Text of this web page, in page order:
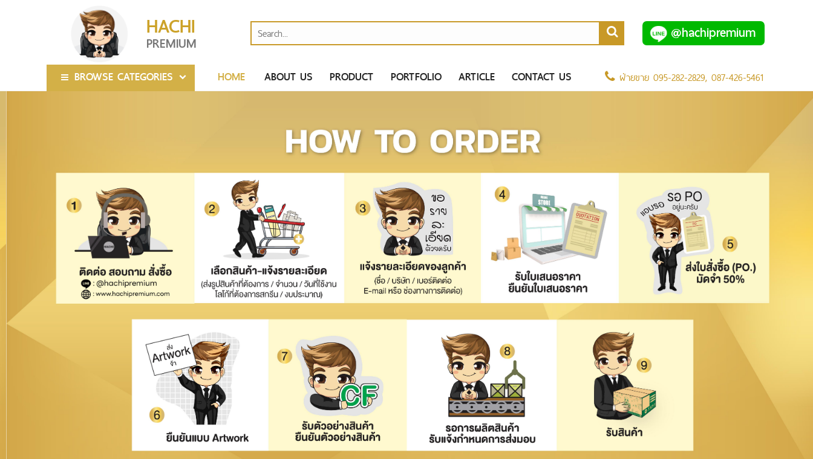
@hachipremium
HACHI
PREMIUM
BROWSE CATEGORIES
ของพรีเมี่ยมแจกลูกค้า POWER
2000-5000 MAH
5000-10000 MAH
10000-20000 MAH
20000 MAH ขึ้นไป
WIRELESS POWER BANK
ของพรีเมี่ยมแจกลูกค้า USB
FLASH DRIVES
CRYTAL SERIES
LEATHER SERIES
CARD SERIES
WOODEN SERIES
CUSTOM SERIES
GIFT SET
ของพรีเมี่ยมแจกลูกค้า สินค้าไอที
(IT)
ลำโพงบลูทูธ
หูฟัง
กล้องติดรถยนต์
TRAVEL ADAPTER
CABLE CHARGER
เครื่องฟอกอากาศ
พัดลมมินิ / พัดลมตั้งโต๊ะ
CAR CHARGER
ของพรีเมี่ยมแจกลูกค้า ปากกาพรี
เมี่ยม-ดินสอ (PEN-PENCIL) ปากกาพรีเมี่ยม ปากกาสกรีนโลโก้ -
ปากกาพลาสติก
ปากกาโลหะ
ดินสอไม้
กิ๊ฟเซ็ท
ของพรีเมี่ยมแจกลูกค้า เครื่องใช้
สำนักงาน (OFFICE SUPPLY)
แผ่นรองเมาส์
สมุดโน้ต/สมุดฉีก
ออแกไนซ์
สมุดรักษ์โลก
ถุงกระดาษ / ถุงพลาสติก
พัดกระดาษ / พัดพลาสติก
แฟ้มกระดาษ / แฟ้มพลาสติก
กระดาษก้อน / กระดาษโพสอิท
กล่องบรรจุภัณฑ์
กระเป๋าผ้า
กระเป๋าผ้าสปันบอนด์
กระเป๋าผ้าพับเก็บได้
กระเป๋าเป้ / กระเป๋าใส่โน๊ตบุ๊ค
กระเป๋าเก็บความเย็น
กระเป๋าจัดระเบียบ
กระเป๋าเดินทาง
ของพรีเมี่ยมแจกลูกค้า แก้วน้ำส
แตนเลส-กระบอกน้ำสแตนเลส
เซรามิค
พับเก็บได้
พลาสติก / แบบรักษ์โลก
แก้วน้ำสแตนเลส กระบอกน้ำสแตนเลส
กิ๊ฟเซ็ท
ของพรีเมี่ยมแจกลูกค้า กล่อง
อาหาร (LUNCH BOX)
กล่องอาหารพลาสติก
กล่องอาหารซิลิโคนพับได้
กล่องอาหารสแตนเลส
ของพรีเมี่ยมแจกลูกค้า พวง พวงกุญแจยาง / ที่รองแก้วยาง
(PVC)
HOME ABOUT US PRODUCT PORTFOLIO ARTICLE CONTACT US ฝ่ายขาย095-282-2829,087-426-5461